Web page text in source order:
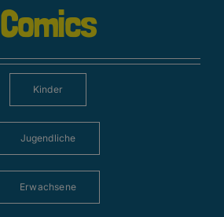
Comics
Kinder
Jugendliche
Erwachsene